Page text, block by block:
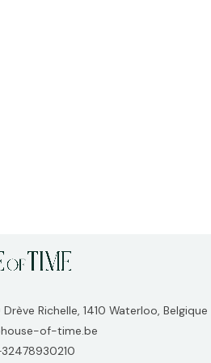
Richelle, 1410 Waterloo, Belgique
of-time.be